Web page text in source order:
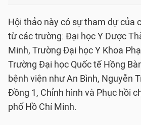
Hội thảo này có sự tham dự của
từ các trường: Đại học Y Dược
Minh, Trường Đại học Y Khoa
Trường Đại học Quốc tế Hồng
bệnh viện như An Bình, Nguyễn
Đồng 1, Chỉnh hình và Phục hồi
phố Hồ Chí Minh.